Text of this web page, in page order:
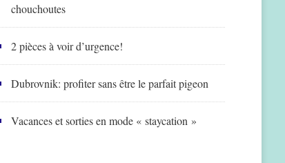
chouchoutes
2 pièces à voir d’urgence!
Dubrovnik: profiter sans être le parfait pigeon
Vacances et sorties en mode « staycation »